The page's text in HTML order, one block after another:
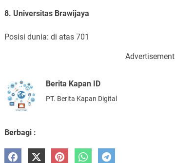
8. Universitas Brawijaya
Posisi dunia: di atas 701
Advertisement
Berita Kapan ID
PT. Berita Kapan Digital
Berbagi :